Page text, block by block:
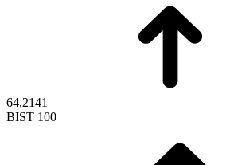
64,2141
BIST 100